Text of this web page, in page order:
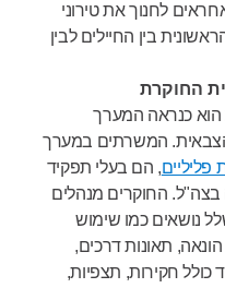
לחנוך את טירוני
בין החיילים לבין
החוקרת
כנראה המערך
המשרתים במערך
פליליים, הם בעלי תפקיד
החוקרים מנהלים
נושאים כמו שימוש
תאונות דרכים,
כולל חקירות, תצפיות,